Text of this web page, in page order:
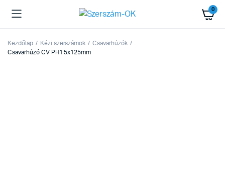
0
Kezdőlap Kézi szerszámok
Csavarhúzók
Csavarhúzó CV PH1 5x125mm